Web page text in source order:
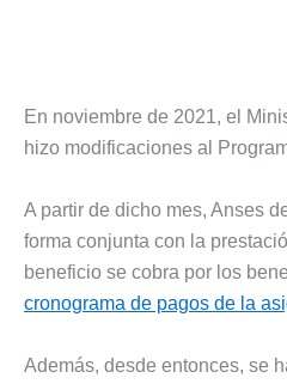
En noviembre de 2021, el
hizo modificaciones al
A partir de dicho mes, Anses
forma conjunta con la
beneficio se cobra por los
cronograma de pagos de la
Además, desde entonces, se